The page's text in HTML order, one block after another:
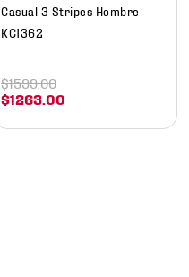
Casual 3 Stripes Hombre
KC1362
$1263.00
$1599.00